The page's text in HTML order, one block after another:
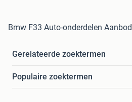
Bmw F33 Auto-onderdelen Aanbod
Gerelateerde zoektermen
Populaire zoektermen